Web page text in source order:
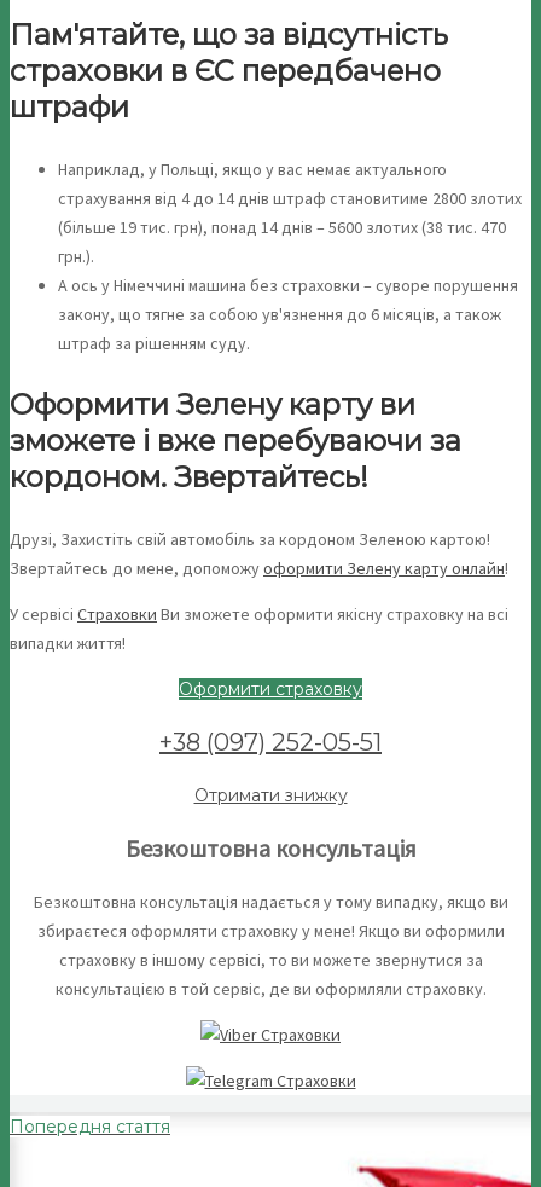
Пам'ятайте, що за відсутність
страховки в ЄС передбачено
штрафи
Наприклад, у Польщі, якщо у вас немає актуального
страхування від 4 до 14 днів штраф становитиме 2800 злотих
(більше 19 тис. грн), понад 14 днів – 5600 злотих (38 тис. 470
грн.).
А ось у Німеччині машина без страховки – суворе порушення
закону, що тягне за собою ув'язнення до 6 місяців, а також
штраф за рішенням суду.
Оформити Зелену карту ви
зможете і вже перебуваючи за
кордоном. Звертайтесь!
Друзі, Захистіть свій автомобіль за кордоном Зеленою картою!
Звертайтесь до мене, допоможуоформити Зелену карту онлайн!
У сервісі Страховки Ви зможете оформити якісну страховку на всі
випадки життя!
Оформити страховку
+38 (097) 252-05-51
Отримати знижку
Безкоштовна консультація
Безкоштовна консультація надається у тому випадку, якщо ви
збираєтеся оформляти страховку у мене! Якщо ви оформили
страховку в іншому сервісі, то ви можете звернутися за
консультацією в той сервіс, де ви оформляли страховку.
Попередня стаття